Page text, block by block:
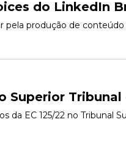
do LinkedIn
pela produção de
EC 125/22 no Tribunal